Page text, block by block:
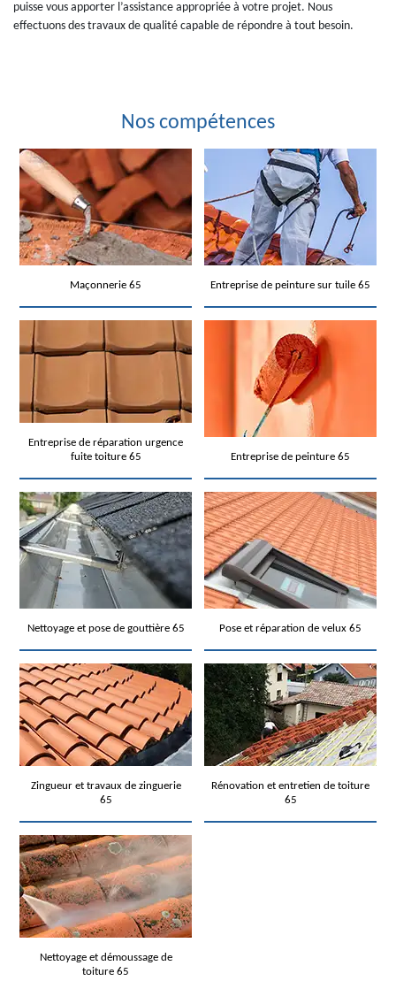
puisse vous apporter l’assistance appropriée à votre projet. Nous
effectuons des travaux de qualité capable de répondre à tout besoin.
Nos compétences
Maçonnerie 65 Entreprise de peinture sur tuile 65
Entreprise de réparation urgence
fuite toiture 65
Entreprise de peinture 65
Nettoyage et pose de gouttière 65 Pose et réparation de velux 65
Zingueur et travaux de zinguerie
65
Rénovation et entretien de toiture
65
Nettoyage et démoussage de
toiture 65